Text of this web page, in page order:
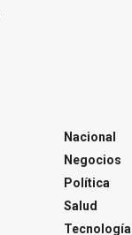
Nacional
Negocios
Política
Salud
Tecnología